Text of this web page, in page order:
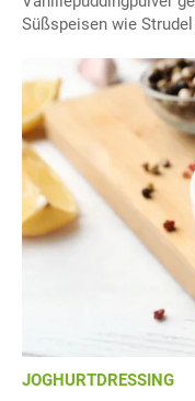
Süßspeisen wie
JOGHURTDRESSING